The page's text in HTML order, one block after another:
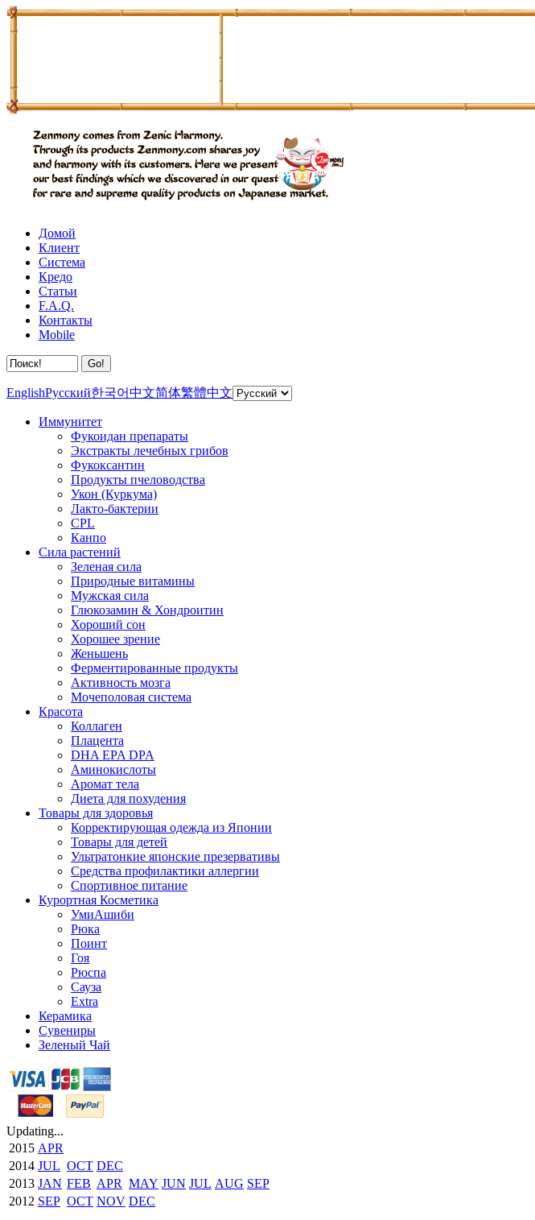
Домой
Клиент
Система
Кредо
Статьи
F.A.Q.
Контакты
Mobile
EnglishРусский한국어中文简体繁體中文
Иммунитет
Фукоидан препараты
Экстракты лечебных грибов
Фукоксантин
Продукты пчеловодства
Укон (Куркума)
Лакто-бактерии
CPL
Канпо
Сила растений
Зеленая сила
Природные витамины
Мужская сила
Глюкозамин & Хондроитин
Хороший сон
Хорошее зрение
Женьшень
Ферментированные продукты
Активность мозга
Мочеполовая система
Красота
Коллаген
Плацента
DHA EPA DPA
Аминокислоты
Аромат тела
Диета для похудения
Товары для здоровья
Корректирующая одежда из Японии
Товары для детей
Ультратонкие японские презервативы
Средства профилактики аллергии
Спортивное питание
Курортная Косметика
УмиАшиби
Рюка
Поинт
Гоя
Рюспа
Сауза
Extra
Керамика
Сувениры
Зеленый Чай
Updating...
2015 APR
2014 JUL OCT DEC
2013 JAN FEB APR MAY JUN JUL AUG SEP
2012 SEP OCT NOV DEC